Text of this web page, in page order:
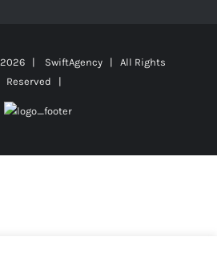
2026 | SwiftAgency| All Rights
Reserved |